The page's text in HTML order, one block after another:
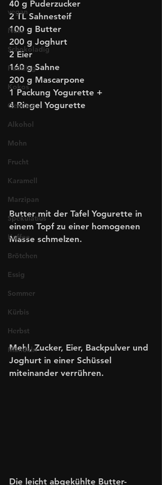
vegan
Nuss
Schokoladig
Pudding
Kokos
Gemüse
Alkohol
Mohn
Frucht
Karamell
Marzipan
Spekulatius
Kaffee
Brötchen
Essig
Sommer
Kürbis
Herbst
Mandeln
40 g Puderzucker
2 TL Sahnesteif
100 g Butter
200 g Joghurt
2 Eier
160 g Sahne
200 g Mascarpone
1 Packung Yogurette +
4 Riegel Yogurette
Butter mit der Tafel Yogurette in
einem Topf zu einer homogenen
Masse schmelzen.
Mehl, Zucker, Eier, Backpulver und
Joghurt in einer Schüssel
miteinander verrühren.
Die leicht abgekühlte Butter-